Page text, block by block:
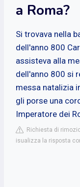
a Roma?
Si trovava nella
dell'anno 800
assisteva alla
dell'anno 800 si
messa natalizia
gli porse una
Imperatore dei
Richiesta di
isualizza la risposta